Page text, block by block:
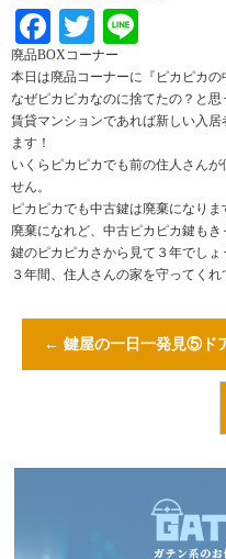
Facebook
Twitter
廃品BOXコーナー
本日は廃品コーナーに『ピカピカの
なぜピカピカなのに捨てたの？と
賃貸マンションであれば新しい入
ます！
いくらピカピカでも前の住人さん
せん。
ピカピカでも中古鍵は廃棄になりま
廃棄になれど、中古ピカピカ鍵も
鍵のピカピカさから見て３年でしょ
３年間、住人さんの家を守ってくれ
← 鍵屋の一日一発見⑤ド